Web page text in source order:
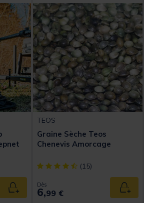
Ajouter au panier
TEOS
Graine Sèche Teos
Chenevis Amorcage
[object Object] out of 5
(15)
Dès
6,99 €